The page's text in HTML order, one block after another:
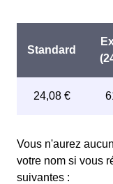
Vous n'aurez
votre nom si vous
suivantes :